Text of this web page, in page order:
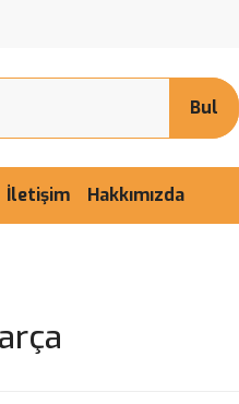
Bul
İletişim Hakkımızda